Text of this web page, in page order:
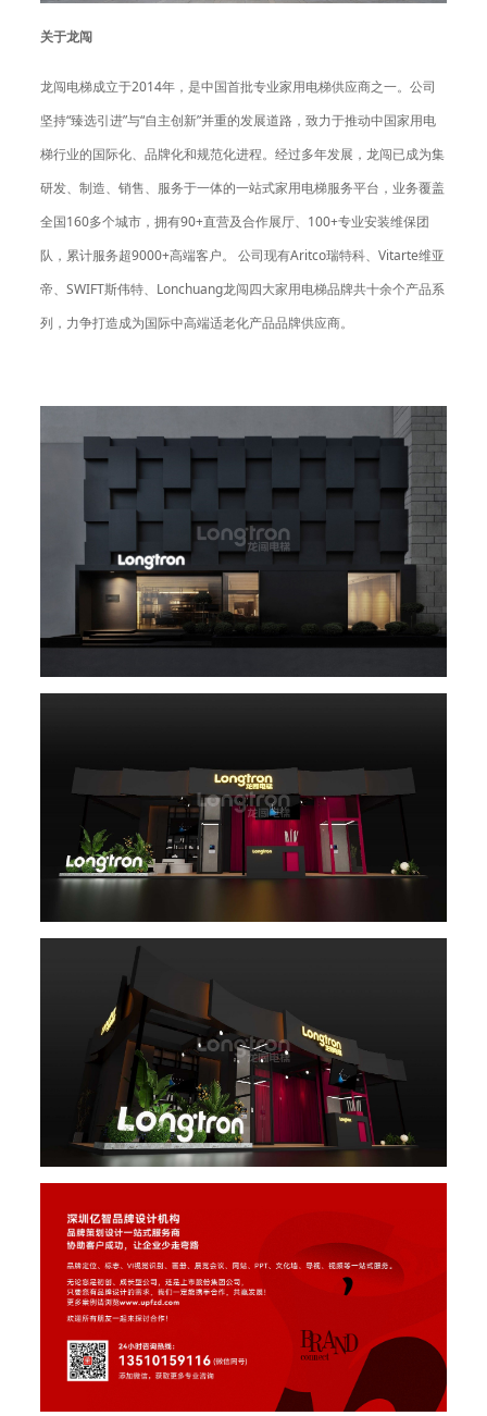
关于龙闯
龙闯电梯成立于2014年，是中国首批专业家用电梯供应商之一。公司
坚持“臻选引进”与“自主创新”并重的发展道路，致力于推动中国家用电
梯行业的国际化、品牌化和规范化进程。经过多年发展，龙闯已成为集
研发、制造、销售、服务于一体的一站式家用电梯服务平台，业务覆盖
全国160多个城市，拥有90+直营及合作展厅、100+专业安装维保团
队，累计服务超9000+高端客户。 公司现有Aritco瑞特科、Vitarte维亚
帝、SWIFT斯伟特、Lonchuang龙闯四大家用电梯品牌共十余个产品系
列，力争打造成为国际中高端适老化产品品牌供应商。